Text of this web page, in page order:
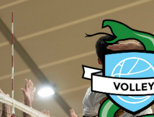
Skip
to
content